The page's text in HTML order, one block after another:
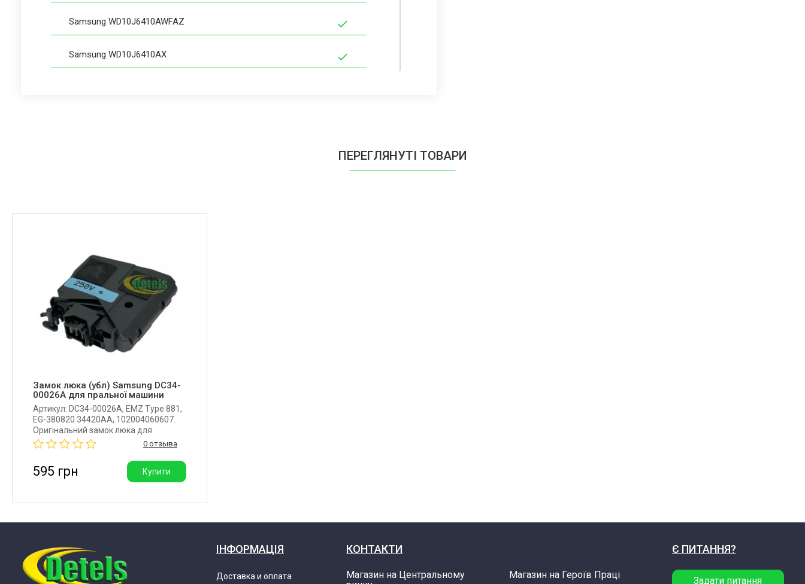
Samsung WD10J6410AWFAZ
Samsung WD10J6410AX
Samsung WD10J6410AX/TC
Samsung WD10J6410AX/ZS
Samsung WD10J6410AXFAZ
Samsung WD10J8420GW/SA
Samsung WD10J8420GW/YL
Samsung WD10K6410OS/SV
Samsung WD10K6410OW
Samsung WD10K6410OW/ZS
Samsung WD10K6410OX
Samsung WD10K6410OX/BG
ПЕРЕГЛЯНУТІ ТОВАРИ
Замок люка (убл) Samsung DC34-
00026A для пральної машини
Артикул: DC34-00026A, EMZ Type 881,
EG-380820 34420AA, 102004060607.
Оригінальний замок люка для
пральної машини Samsung. Виробник:
EMZ.
0 отзыва
595 грн Купити
ІНФОРМАЦІЯ
Доставка и оплата
КОНТАКТИ
Магазин на Центральному
Магазин на Героїв Праці
Є ПИТАННЯ?
Задати питання